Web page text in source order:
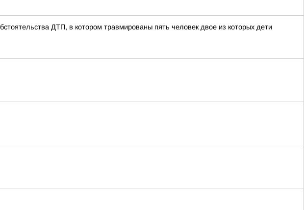
ДТП, в котором травмированы пять человек двое из которых дети